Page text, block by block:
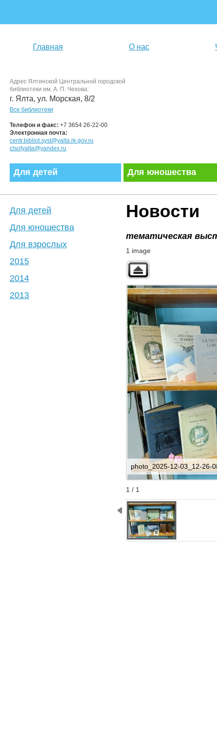
Главная О нас
Адрес Ялтинской Центральной городской
библиотеки им. А. П. Чехова:
г. Ялта, ул. Морская, 8/2
Все библиотеки
Телефон и факс: +7 3654 26-22-00
Электронная почта:
centr.bibliot.syst@yalta.rk.gov.ru
clsofyalta@yandex.ru
Для детей Для юношества
Новости
тематическая
1 image
photo_2025-12-03_12-26-
1 / 1
StartStop
Для детей
Для юношества
Для взрослых
2015
2014
2013